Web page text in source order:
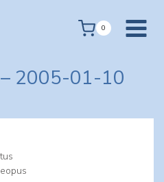
0
2005-01-10